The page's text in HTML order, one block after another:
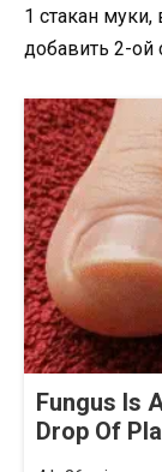
1 стакан муки,
добавить 2-ой
Fungus Is
Drop Of